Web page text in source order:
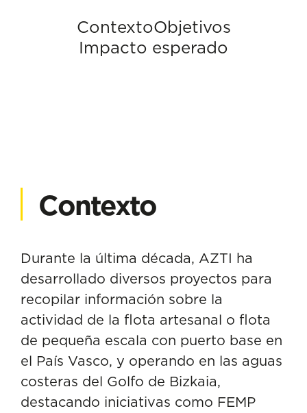
ContextoObjetivos
Impacto esperado
Contexto
Durante la última década, AZTI ha
desarrollado diversos proyectos para
recopilar información sobre la
actividad de la flota artesanal o flota
de pequeña escala con puerto base en
el País Vasco, y operando en las aguas
costeras del Golfo de Bizkaia,
destacando iniciativas como FEMP